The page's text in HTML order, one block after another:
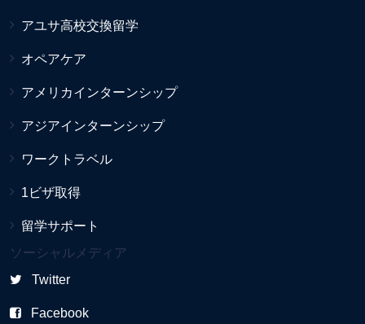
アユサ高校交換留学
オペアケア
アメリカインターンシップ
アジアインターンシップ
ワークトラベル
1ビザ取得
留学サポート
ソーシャルメディア
Twitter
Facebook